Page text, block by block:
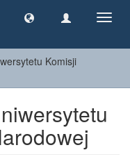
Komisji